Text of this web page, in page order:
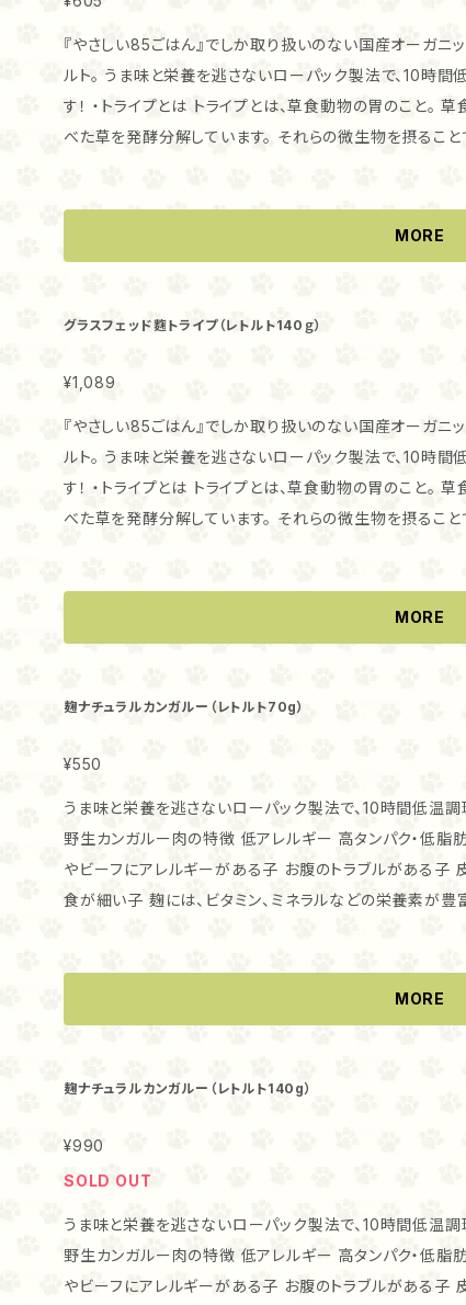
いただけます。 ・保存方法 冷凍でお届けいたします。冷蔵庫で自然解凍し、開封後は3日以内にお召し上
がりください。 ・与える量 小型犬・猫ちゃん 1日大さじ2杯程度を、お腹の調子を見ながら与えてくださ
い。 1袋で6回分（2日分）が目安です。
『やさしい85ごはん』でしか取り扱いのない国産オーガニ
ルト。 うま味と栄養を逃さないローパック製法で、10時間低温調理しているため、食いつきもバツグンで
す！ ・トライプとは トライプとは、草食動物の胃のこと。 草食動物の胃には、微生物が棲みついていて食
べた草を発酵分解しています。 それらの微生物を摂ること
物性両方の有用菌が含まれた新しいトライプを作りまし
ライプ独特の香りが、猫ちゃんワンちゃんの食欲を刺激し
る子にもおすすめです。 ・与え方 そのままおやつとして、フードのトッピングとして、手作りごはんの素材
MORE
グラスフェッド麴トライプ（レトルト140ｇ）
¥1,089
『やさしい85ごはん』でしか取り扱いのない国産オーガニ
ルト。 うま味と栄養を逃さないローパック製法で、10時間低温調理しているため、食いつきもバツグンで
す！ ・トライプとは トライプとは、草食動物の胃のこと。 草食動物の胃には、微生物が棲みついていて食
べた草を発酵分解しています。 それらの微生物を摂ること
物性両方の有用菌が含まれた新しいトライプを作りまし
ライプ独特の香りが、猫ちゃんワンちゃんの食欲を刺激し
る子にもおすすめです。 ・与え方 そのままおやつとして、フードのトッピングとして、手作りごはんの素材
MORE
麹ナチュラルカンガルー（レトルト70g）
¥550
うま味と栄養を逃さないローパック製法で、10時間低温調理
野生カンガルー肉の特徴 低アレルギー 高タンパク・低脂肪 鉄分が豊富 ・こんな子
やビーフにアレルギーがある子 お腹のトラブルがある子
食が細い子 麹には、ビタミン、ミネラルなどの栄養素が豊
までは食べない場合には いつも食べているフードに混ぜて、少し
冷凍でお届けします。冷蔵庫で自然解凍し、解凍後は必ず冷
ション 70ｇ・140ｇ ・送料 クール便でお送りします。
MORE
麹ナチュラルカンガルー（レトルト140g）
¥990
SOLD OUT
うま味と栄養を逃さないローパック製法で、10時間低温調理
野生カンガルー肉の特徴 低アレルギー 高タンパク・低脂肪 鉄分が豊富 ・こんな子
やビーフにアレルギーがある子 お腹のトラブルがある子